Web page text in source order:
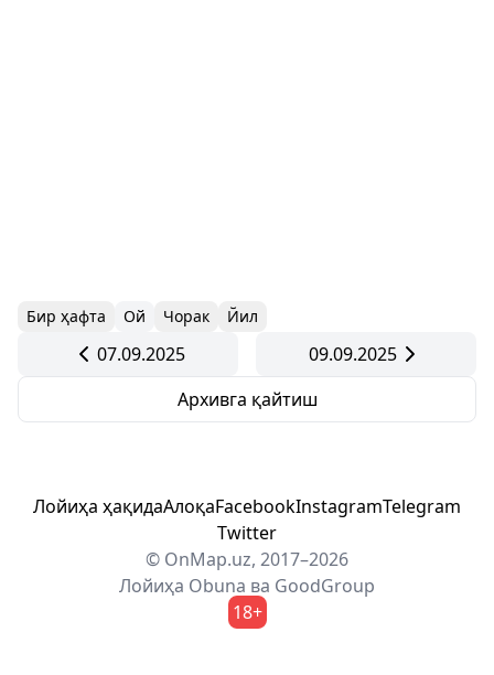
Бир ҳафта Ой Чорак Йил
07.09.2025
09.09.2025
Архивга қайтиш
Лойиҳа ҳақидаАлоқаFacebookInstagramTelegram
Twitter
© OnMap.uz, 2017–2026
Лойиҳа Obuna ва GoodGroup
18+